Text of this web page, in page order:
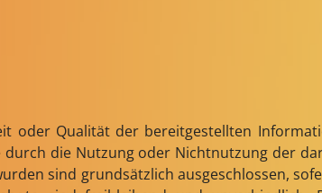
oder Qualität der bereitgestellten
die Nutzung oder Nichtnutzung der
sind grundsätzlich ausgeschlossen,